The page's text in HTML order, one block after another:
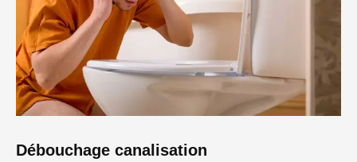
Débouchage canalisation